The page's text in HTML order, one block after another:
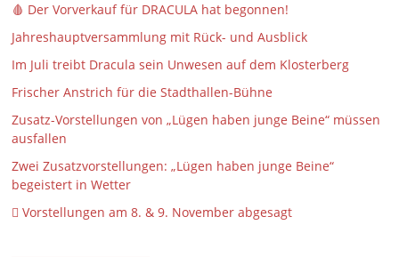
🩸 Der Vorverkauf für DRACULA hat begonnen!
Jahreshauptversammlung mit Rück- und Ausblick
Im Juli treibt Dracula sein Unwesen auf dem Klosterberg
Frischer Anstrich für die Stadthallen-Bühne
Zusatz-Vorstellungen von „Lügen haben junge Beine“ müssen
ausfallen
Zwei Zusatzvorstellungen: „Lügen haben junge Beine“
begeistert in Wetter
 Vorstellungen am 8. & 9. November abgesagt